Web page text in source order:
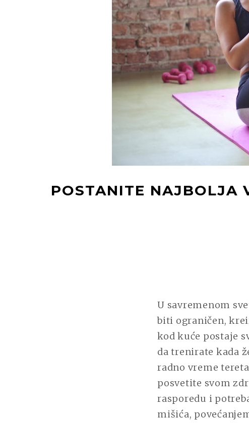
POSTANITE NAJBOLJA
U savremenom
biti ograničen,
kod kuće postaje
da trenirate kada
radno vreme
posvetite svom
rasporedu i
mišića,